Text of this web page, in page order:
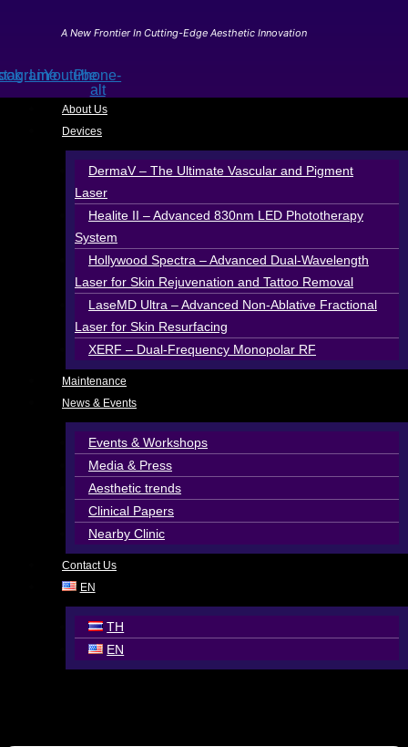
A New Frontier In Cutting-Edge Aesthetic Innovation
LineYoutubePhone-
alt
About Us
Devices
DermaV – The Ultimate Vascular and Pigment
Laser
Healite II – Advanced 830nm LED Phototherapy
System
Hollywood Spectra – Advanced Dual-Wavelength
Laser for Skin Rejuvenation and Tattoo Removal
LaseMD Ultra – Advanced Non-Ablative Fractional
Laser for Skin Resurfacing
XERF – Dual-Frequency Monopolar RF
Maintenance
News & Events
Events & Workshops
Media & Press
Aesthetic trends
Clinical Papers
Nearby Clinic
Contact Us
EN
TH
EN